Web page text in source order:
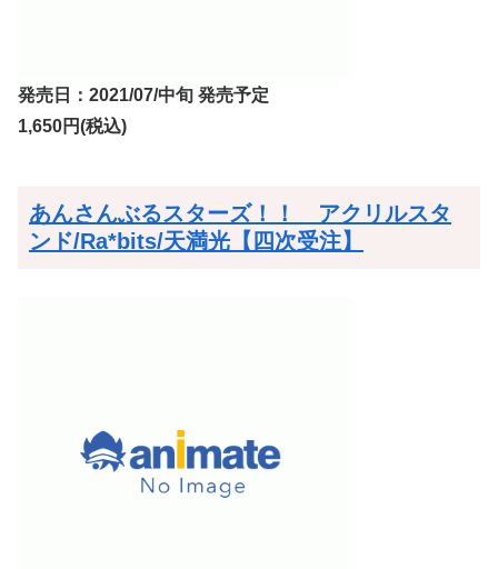
発売日：2021/07/中旬 発売予定
1,650円(税込)
あんさんぶるスターズ！！ アクリルスタ
ンド/Ra*bits/天満光【四次受注】